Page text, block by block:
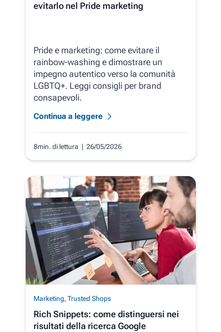
evitarlo nel Pride marketing
Pride e marketing: come evitare il
rainbow-washing e dimostrare un
impegno autentico verso la comunità
LGBTQ+. Leggi consigli per brand
consapevoli.
Continua a leggere
8min. di lettura | 26/05/2026
Marketing, Trusted Shops
Rich Snippets: come distinguersi nei
risultati della ricerca Google